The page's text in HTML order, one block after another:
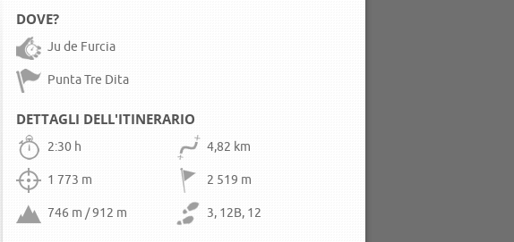
DOVE?
Ju de Furcia
Punta Tre Dita
DETTAGLI DELL'ITINERARIO
2:30 h 4,82 km
1 773 m 2 519 m
746 m / 912 m 3, 12B, 12